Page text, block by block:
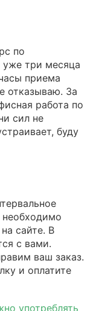
по
уже три месяца
приема
отказываю. За
работа по
сил не
буду
необходимо
сайте. В
с вами.
ваш заказ.
и оплатите